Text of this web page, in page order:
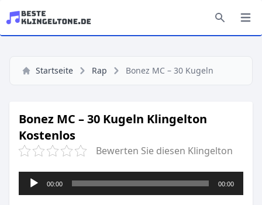
Startseite Rap Bonez MC – 30 Kugeln
Bonez MC – 30 Kugeln Klingelton
Kostenlos
Bewerten Sie diesen Klingelton
Audio-
Player
00:00 00:00